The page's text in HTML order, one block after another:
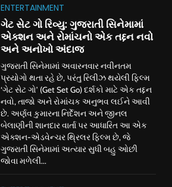
ENTERTAINMENT
ગેટ સેટ ગો રિવ્યુ: ગુજરાતી સિનેમામાં
એક્શન અને રોમાંચનો એક તદ્દન નવો
અને અનોખો અંદાજ
ગુજરાતી સિનેમામાં અવારનવાર નવીનતમ
પ્રયોગો થતા રહે છે, પરંતુ રિલીઝ થયેલી ફિલ્મ
‘ગેટ સેટ ગો’ (Get Set Go) દર્શકો માટે એક તદ્દન
નવો, તાજો અને રોમાંચક અનુભવ લઈને આવી
છે. અર્ણવ કુમારના નિર્દેશન અને જીનલ
બેલાણીની શાનદાર વાર્તા પર આધારિત આ એક
એક્શન-એડવેન્ચર થ્રિલર ફિલ્મ છે, જે
ગુજરાતી સિનેમામાં અત્યાર સુધી બહુ ઓછી
જોવા મળેલી...